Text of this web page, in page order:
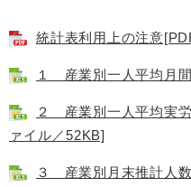
統計表利用上の注意
１ 産業別一人平均月
２ 産業別一人平均実
ァイル／52KB]
３ 産業別月末推計人